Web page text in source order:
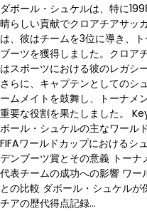
ダボール・シュケルは、特に
晴らしい貢献でクロアチアサッ
は、彼はチームを3位に導き、
ブーツを獲得しました。クロア
はスポーツにおける彼のレガシ
さらに、キャプテンとしてのシ
ームメイトを鼓舞し、トーナメ
重要な役割を果たしました。
ボール・シュケルの主なワール
FIFAワールドカップにおけるシ
デンブーツ賞とその意義 トー
代表チームの成功への影響 ワ
との比較 ダボール・シュケル
チアの歴代得点記録…